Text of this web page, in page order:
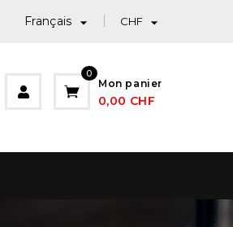
Français  CHF 
Mon panier
0,00 CHF
0